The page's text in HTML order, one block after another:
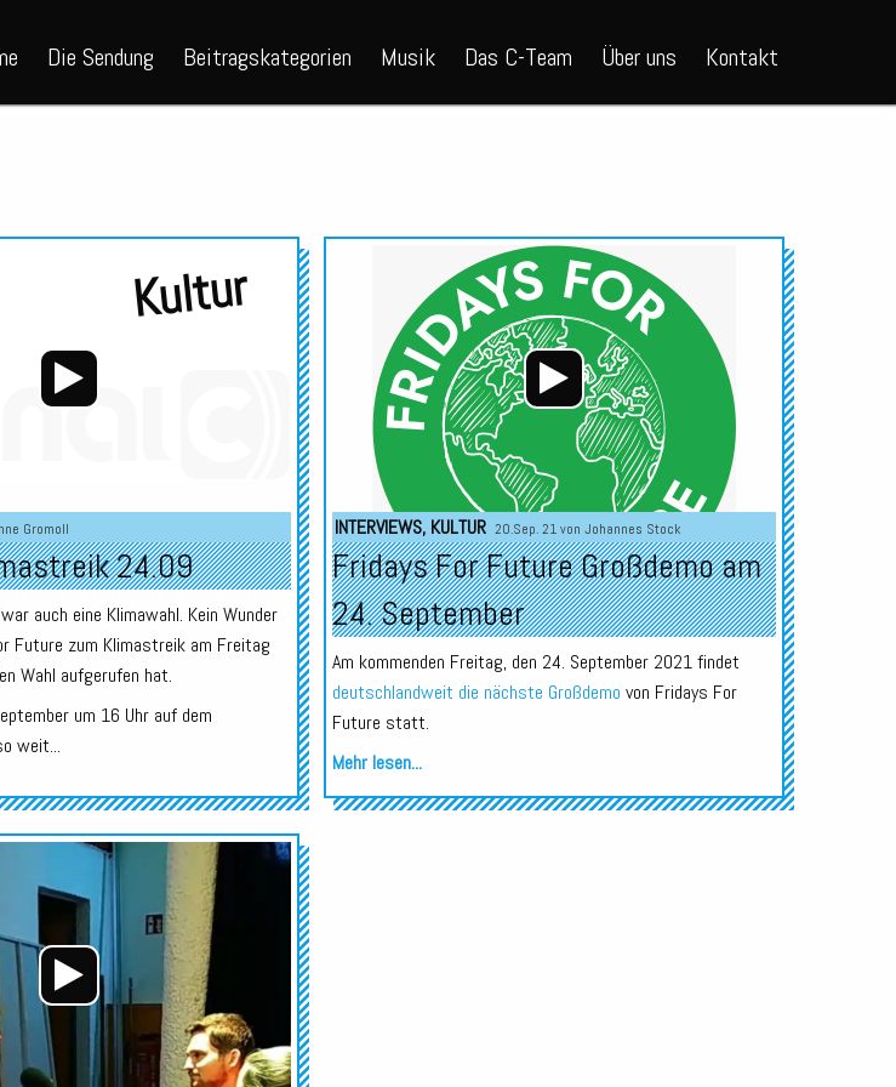
Die Sendung Beitragskategorien Musik Das C-Team Über uns Kontakt
Kultur
Player
Gromoll
24.09
auch eine Klimawahl. Kein Wunder
Future zum Klimastreik am Freitag
Wahl aufgerufen hat.
um 16 Uhr auf dem
weit...
INTERVIEWS, KULTUR 20.Sep. 21 von Johannes Stock
Fridays For Future Großdemo am
24. September
Am kommenden Freitag, den 24. September 2021 findet
deutschlandweit die nächste Großdemo von Fridays For
Future statt.
Mehr lesen...
Audio-
Player